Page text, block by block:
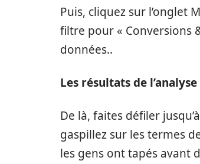
Puis, cliquez sur l’onglet
filtre pour « Conversions
données..
Les résultats de
De là, faites défiler
gaspillez sur les termes
les gens ont tapés avant